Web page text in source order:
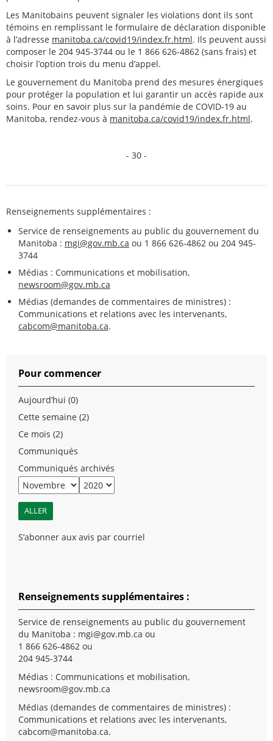
Les Manitobains peuvent signaler les violations dont ils sont
témoins en remplissant le formulaire de déclaration disponible
à l’adresse manitoba.ca/covid19/index.fr.html. Ils peuvent aussi
composer le 204 945-3744 ou le 1 866 626-4862 (sans frais) et
choisir l’option trois du menu d’appel.
Le gouvernement du Manitoba prend des mesures énergiques
pour protéger la population et lui garantir un accès rapide aux
soins. Pour en savoir plus sur la pandémie de COVID-19 au
Manitoba, rendez-vous à manitoba.ca/covid19/index.fr.html.
- 30 -
Renseignements supplémentaires :
Service de renseignements au public du gouvernement du
Manitoba : mgi@gov.mb.ca ou 1 866 626-4862 ou 204 945-
3744
Médias : Communications et mobilisation,
newsroom@gov.mb.ca
Médias (demandes de commentaires de ministres) :
Communications et relations avec les intervenants,
cabcom@manitoba.ca.
Pour commencer
Aujourd’hui (0)
Cette semaine (2)
Ce mois (2)
Communiqués
Communiqués archivés
S’abonner aux avis par courriel
Renseignements supplémentaires :
Service de renseignements au public du gouvernement
du Manitoba : mgi@gov.mb.ca ou
1 866 626-4862 ou
204 945-3744
Médias : Communications et mobilisation,
newsroom@gov.mb.ca
Médias (demandes de commentaires de ministres) :
Communications et relations avec les intervenants,
cabcom@manitoba.ca.